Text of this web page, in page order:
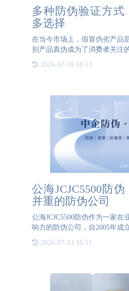
多种防伪验证方式
多选择
在当今市场上，假冒伪劣产品
别产品真伪成为了消费者关注
显得尤为重要。 传统的防伪
2026-07-18 18:13
公海JCJC5500防
并重的防伪公司
公海JCJC5500防伪作为一家在
响力的防伪公司，自2005年成
海JCJC5500防伪，凭借其专业
2026-07-13 16:51